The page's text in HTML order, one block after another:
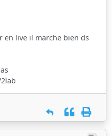
en live il marche bien ds